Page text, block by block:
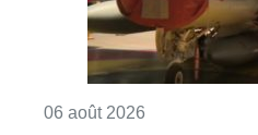
06 août 2026